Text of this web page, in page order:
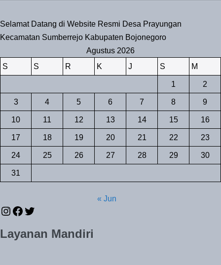
Selamat Datang di Website Resmi Desa Prayungan
Kecamatan Sumberrejo Kabupaten Bojonegoro
Agustus 2026
S
S R K J S M
1 2
3 4 5 6 7 8 9
10 11 12 13 14 15 16
17 18 19 20 21 22 23
24 25 26 27 28 29 30
31
« Jun
Instagram
Facebook
Twitter
Layanan Mandiri